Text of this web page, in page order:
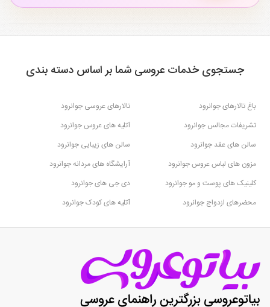
جستجوی خدمات عروسی شما بر اساس دسته بندی
باغ تالارهای جوانرود
تالارهای عروسی جوانرود
تشریفات مجالس جوانرود
آتلیه های عروس جوانرود
سالن های عقد جوانرود
سالن های زیبایی جوانرود
مزون های لباس عروس جوانرود
آرایشگاه های مردانه جوانرود
کلینیک های پوست و مو جوانرود
دی جی های جوانرود
محضرهای ازدواج جوانرود
آتلیه های کودک جوانرود